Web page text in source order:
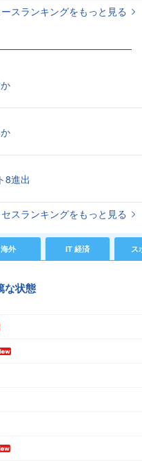
スランキングをもっと見る
8進出
スランキングをもっと見る
海外 IT 経済 ス
な状態